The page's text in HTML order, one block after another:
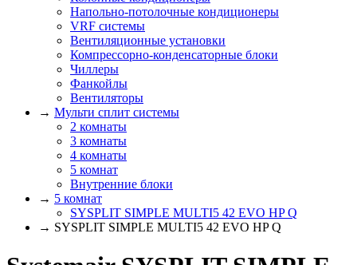
Напольно-потолочные кондиционеры
VRF системы
Вентиляционные установки
Компрессорно-конденсаторные блоки
Чиллеры
Фанкойлы
Вентиляторы
→ Мульти сплит системы
2 комнаты
3 комнаты
4 комнаты
5 комнат
Внутренние блоки
→ 5 комнат
SYSPLIT SIMPLE MULTI5 42 EVO HP Q
→ SYSPLIT SIMPLE MULTI5 42 EVO HP Q